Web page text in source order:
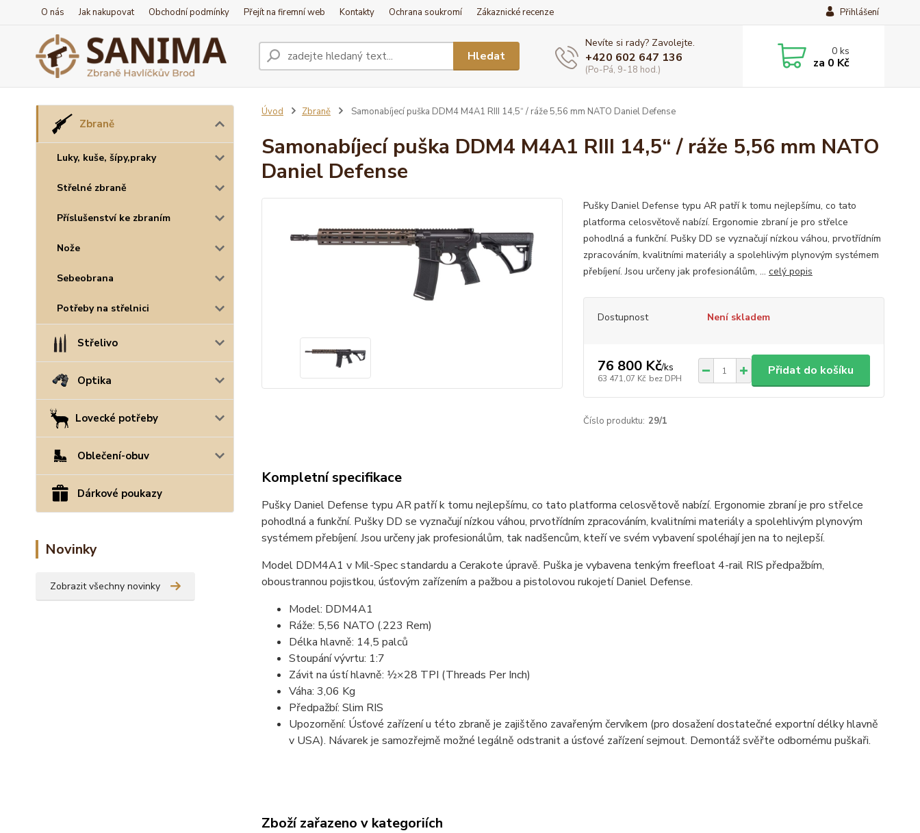
O nás Jak nakupovat Obchodní podmínky Přejít na firemní web Kontakty Ochrana soukromí Zákaznické recenze Přihlášení
Hledat
Nevíte si rady? Zavolejte.
+420 602 647 136
(Po-Pá, 9-18 hod.)
0ks
za 0 Kč
Zbraně
Luky, kuše, šípy,praky
Střelné zbraně
Příslušenství ke zbraním
Nože
Sebeobrana
Potřeby na střelnici
Střelivo
Optika
Lovecké potřeby
Oblečení-obuv
Dárkové poukazy
Novinky
Zobrazit všechny novinky
Úvod Zbraně Samonabíjecí puška DDM4 M4A1 RIII 14,5“ / ráže 5,56 mm NATO Daniel Defense
Samonabíjecí puška DDM4 M4A1 RIII 14,5“ / ráže 5,56 mm NATO
Daniel Defense
Pušky Daniel Defense typu AR patří k tomu nejlepšímu, co tato
platforma celosvětově nabízí. Ergonomie zbraní je pro střelce
pohodlná a funkční. Pušky DD se vyznačují nízkou váhou, prvotřídním
zpracováním, kvalitními materiály a spolehlivým plynovým systémem
přebíjení. Jsou určeny jak profesionálům, ... celý popis
Dostupnost Není skladem
76 800 Kč/ks
63 471,07 Kč bez DPH
Přidat do košíku
Číslo produktu: 29/1
Kompletní specifikace
Pušky Daniel Defense typu AR patří k tomu nejlepšímu, co tato platforma celosvětově nabízí. Ergonomie zbraní je pro střelce
pohodlná a funkční. Pušky DD se vyznačují nízkou váhou, prvotřídním zpracováním, kvalitními materiály a spolehlivým plynovým
systémem přebíjení. Jsou určeny jak profesionálům, tak nadšencům, kteří ve svém vybavení spoléhají jen na to nejlepší.
Model DDM4A1 v Mil-Spec standardu a Cerakote úpravě. Puška je vybavena tenkým freefloat 4-rail RIS předpažbím,
oboustrannou pojistkou, úsťovým zařízením a pažbou a pistolovou rukojetí Daniel Defense.
Model: DDM4A1
Ráže: 5,56 NATO (.223 Rem)
Délka hlavně: 14,5 palců
Stoupání vývrtu: 1:7
Závit na ústí hlavně: 1⁄2×28 TPI (Threads Per Inch)
Váha: 3,06 Kg
Předpažbí: Slim RIS
Upozornění: Úsťové zařízení u této zbraně je zajištěno zavařeným červíkem (pro dosažení dostatečné exportní délky hlavně
v USA). Návarek je samozřejmě možné legálně odstranit a úsťové zařízení sejmout. Demontáž svěřte odbornému puškaři.
Zboží zařazeno v kategoriích